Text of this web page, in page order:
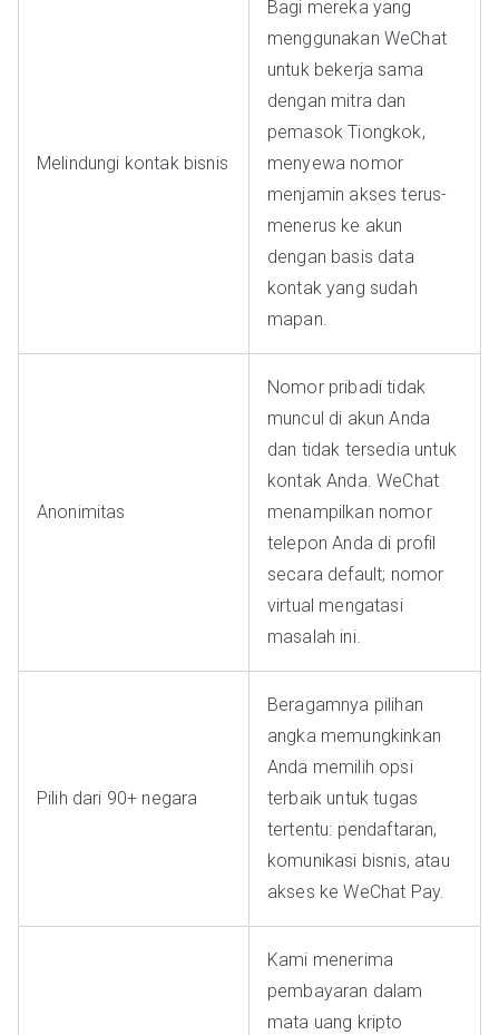
Melindungi kontak bisnis
Bagi mereka yang
menggunakan WeChat
untuk bekerja sama
dengan mitra dan
pemasok Tiongkok,
menyewa nomor
menjamin akses terus-
menerus ke akun
dengan basis data
kontak yang sudah
mapan.
Anonimitas
Nomor pribadi tidak
muncul di akun Anda
dan tidak tersedia untuk
kontak Anda. WeChat
menampilkan nomor
telepon Anda di profil
secara default; nomor
virtual mengatasi
masalah ini.
Pilih dari 90+ negara
Beragamnya pilihan
angka memungkinkan
Anda memilih opsi
terbaik untuk tugas
tertentu: pendaftaran,
komunikasi bisnis, atau
akses ke WeChat Pay.
Kami menerima
pembayaran dalam
mata uang kripto